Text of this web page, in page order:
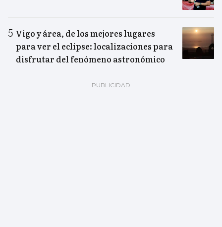
Vigo y área, de los mejores lugares
para ver el eclipse: localizaciones para
disfrutar del fenómeno astronómico